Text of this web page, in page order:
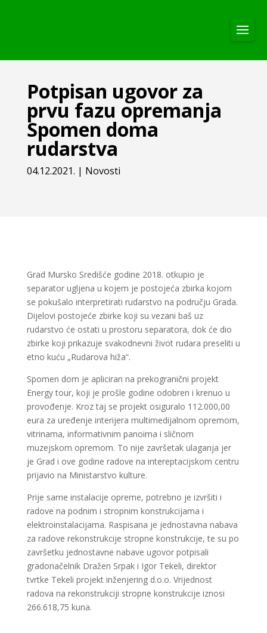
Potpisan ugovor za
prvu fazu opremanja
Spomen doma
rudarstva
04.12.2021. | Novosti
Grad Mursko Središće godine 2018. otkupio je
separator ugljena u kojem je postojeća zbirka kojom
se pokušalo interpretirati rudarstvo na području Grada.
Dijelovi postojeće zbirke koji su vezani baš uz
rudarstvo će ostati u prostoru separatora, dok će dio
zbirke koji prikazuje svakodnevni život rudara preseliti u
etno kuću „Rudarova hiža“.
Spomen dom je apliciran na prekogranični projekt
Energy tour, koji je prošle godine odobren i krenuo u
provođenje. Kroz taj se projekt osiguralo 112.000,00
eura za uređenje interijera multimedijalnom opremom,
vitrinama, informativnim panoima i sličnom
muzejskom opremom. To nije završetak ulaganja jer
je Grad i ove godine radove na intereptacijskom centru
prijavio na Ministarstvo kulture.
Prije same instalacije opreme, potrebno je izvršiti i
radove na podnim i stropnim konstrukcijama i
elektroinstalacijama. Raspisana je jednostavna nabava
za radove rekonstrukcije stropne konstrukcije, te su po
završetku jednostavne nabave ugovor potpisali
gradonačelnik Dražen Srpak i Igor Tekeli, direktor
tvrtke Tekeli projekt inženjering d.o.o. Vrijednost
radova na rekonstrukciji stropne konstrukcije iznosi
266.618,75 kuna.